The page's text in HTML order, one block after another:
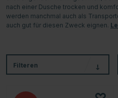
nach einer Dusche trocken und
werden manchmal auch als
auch gut für diesen Zweck eignen.
Filteren